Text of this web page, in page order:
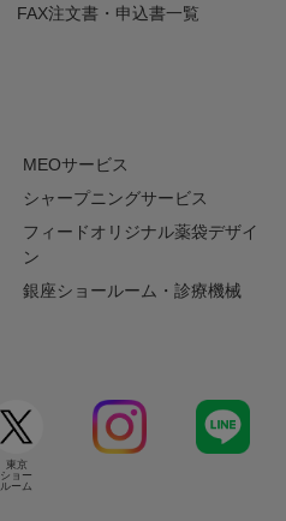
FAX注文書・申込書一覧
MEOサービス
シャープニングサービス
フィードオリジナル薬袋デザイ
ン
銀座ショールーム・診療機械
東京
ショー
ルーム